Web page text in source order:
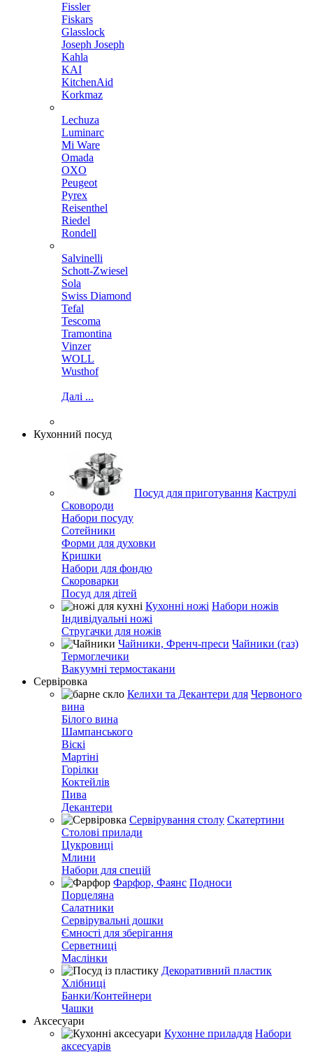
Fissler
Fiskars
Glasslock
Joseph Joseph
Kahla
KAI
KitchenAid
Korkmaz
Lechuza
Luminarc
Mi Ware
Omada
OXO
Peugeot
Pyrex
Reisenthel
Riedel
Rondell
Salvinelli
Schott-Zwiesel
Sola
Swiss Diamond
Tefal
Tescoma
Tramontina
Vinzer
WOLL
Wusthof
Далі ...
Кухонний посуд
Посуд для приготування Каструлі
Сковороди
Набори посуду
Сотейники
Форми для духовки
Кришки
Набори для фондю
Скороварки
Посуд для дітей
Кухонні ножі Набори ножів
Індивідуальні ножі
Стругачки для ножів
Чайники, Френч-преси Чайники (газ)
Термоглечики
Вакуумні термостакани
Сервіровка
Келихи та Декантери для Червоного
вина
Білого вина
Шампанського
Віскі
Мартіні
Горілки
Коктейлів
Пива
Декантери
Сервірування столу Скатертини
Столові прилади
Цукровиці
Млини
Набори для спецій
Фарфор, Фаянс Подноси
Порцеляна
Салатники
Сервірувальні дошки
Ємності для зберігання
Серветниці
Маслінки
Декоративний пластик
Хлібниці
Банки/Контейнери
Чашки
Аксесуари
Кухонне приладдя Набори
аксесуарів